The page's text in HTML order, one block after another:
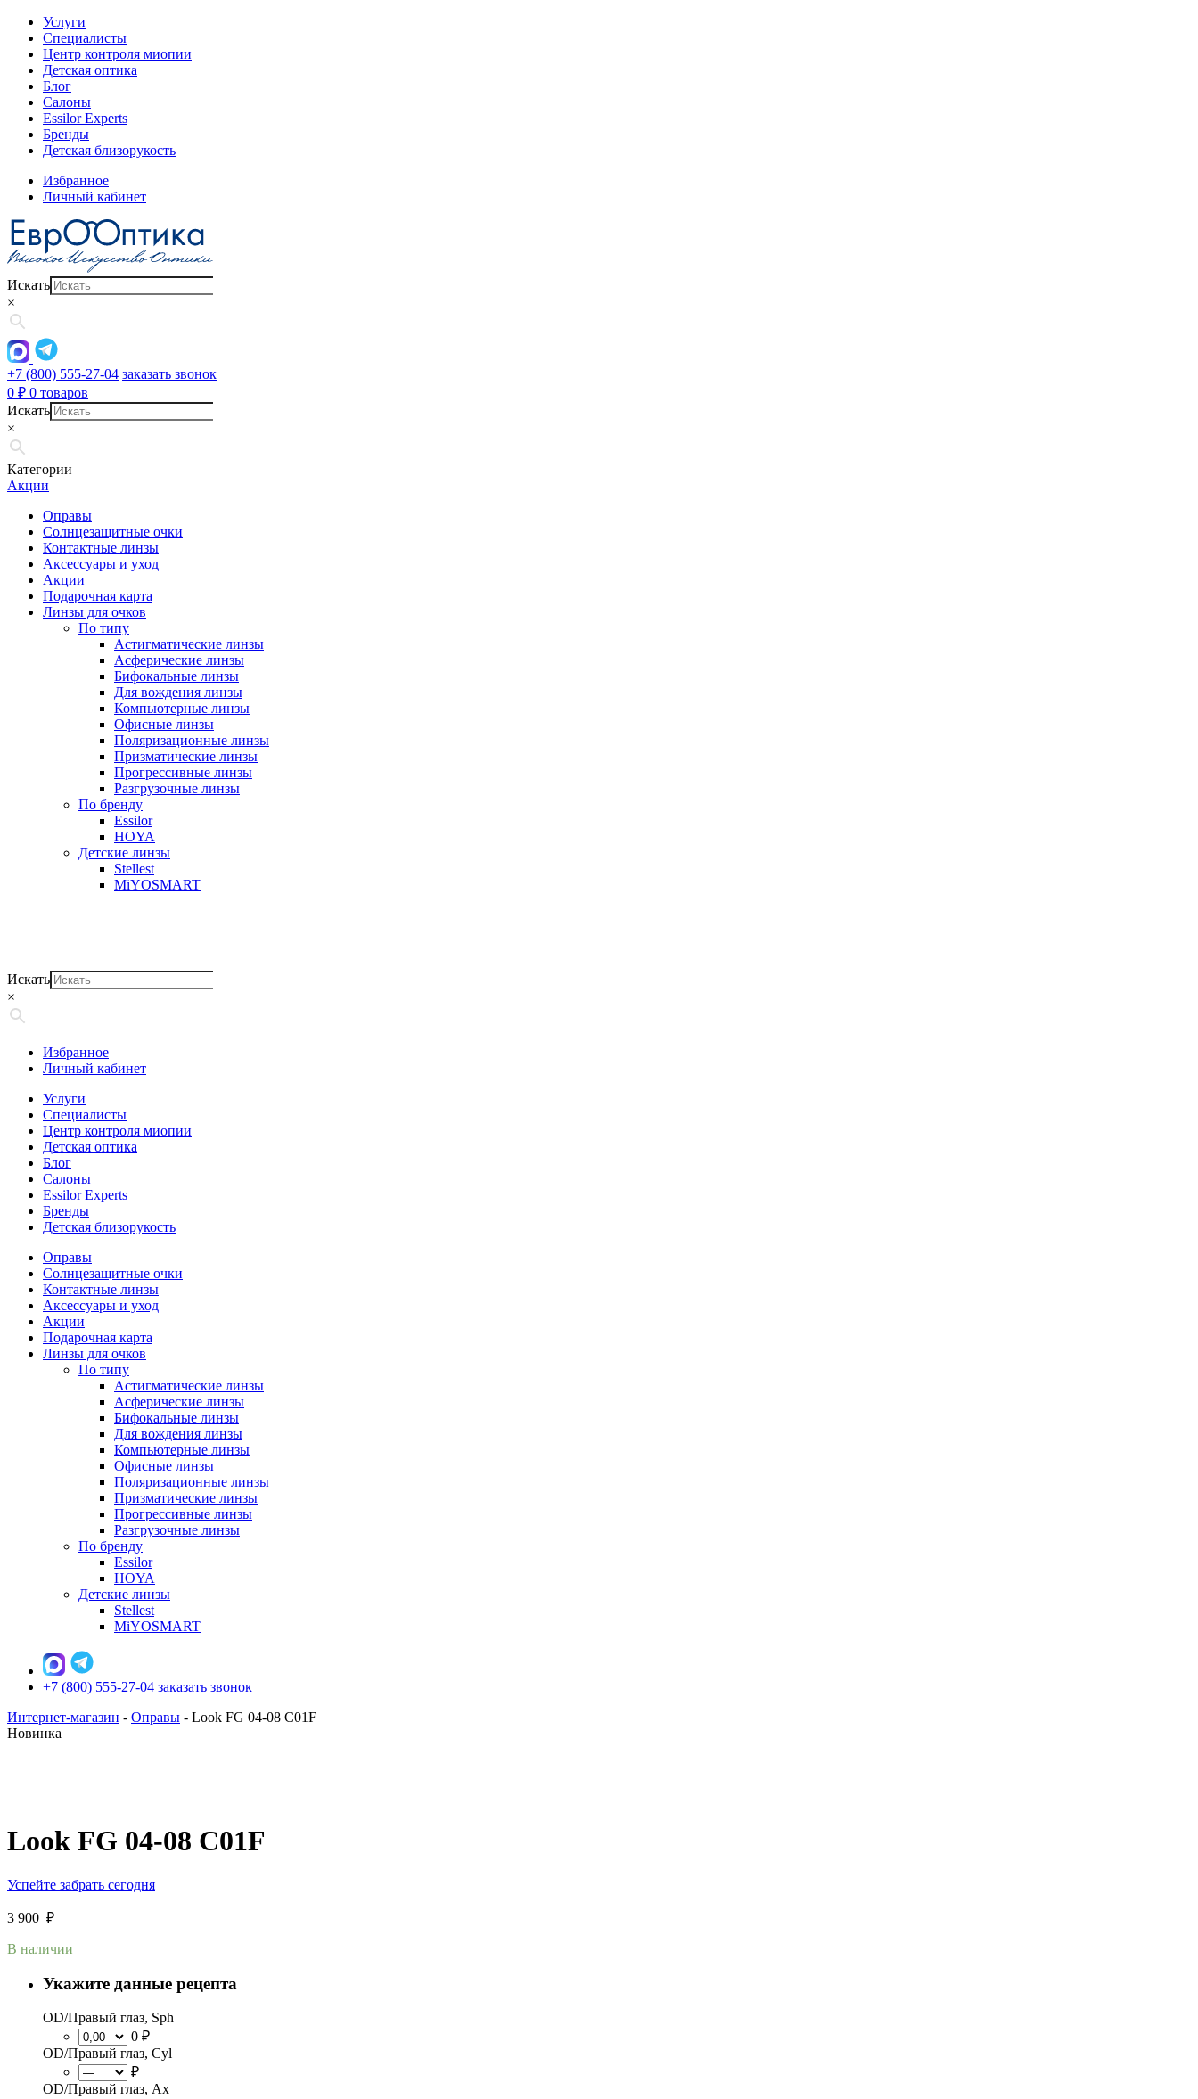
Услуги
Специалисты
Центр контроля миопии
Детская оптика
Блог
Салоны
Essilor Experts
Бренды
Детская близорукость
Избранное
Личный кабинет
Искать
×
+7 (800) 555-27-04 заказать звонок
0 ₽ 0 товаров
Искать
×
Категории
Акции
Оправы
Солнцезащитные очки
Контактные линзы
Аксессуары и уход
Акции
Подарочная карта
Линзы для очков
По типу
Астигматические линзы
Асферические линзы
Бифокальные линзы
Для вождения линзы
Компьютерные линзы
Офисные линзы
Поляризационные линзы
Призматические линзы
Прогрессивные линзы
Разгрузочные линзы
По бренду
Essilor
HOYA
Детские линзы
Stellest
MiYOSMART
Искать
×
Избранное
Личный кабинет
Услуги
Специалисты
Центр контроля миопии
Детская оптика
Блог
Салоны
Essilor Experts
Бренды
Детская близорукость
Оправы
Солнцезащитные очки
Контактные линзы
Аксессуары и уход
Акции
Подарочная карта
Линзы для очков
По типу
Астигматические линзы
Асферические линзы
Бифокальные линзы
Для вождения линзы
Компьютерные линзы
Офисные линзы
Поляризационные линзы
Призматические линзы
Прогрессивные линзы
Разгрузочные линзы
По бренду
Essilor
HOYA
Детские линзы
Stellest
MiYOSMART
+7 (800) 555-27-04 заказать звонок
Интернет-магазин - Оправы - Look FG 04-08 C01F
Новинка
Look FG 04-08 C01F
Успейте забрать сегодня
3 900 ₽
В наличии
Укажите данные рецепта
OD/Правый глаз, Sph
0 ₽
OD/Правый глаз, Cyl
₽
OD/Правый глаз, Ax